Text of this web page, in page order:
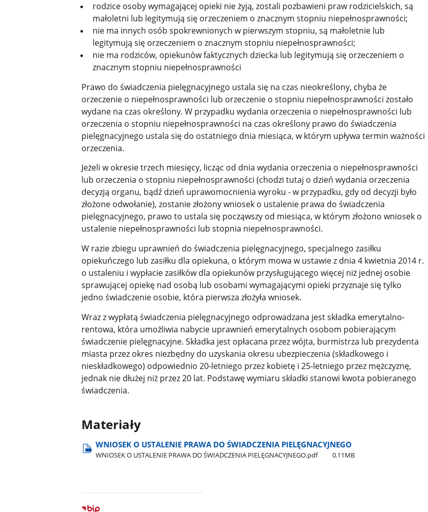
rodzice osoby wymagającej opieki nie żyją, zostali pozbawieni praw rodzicielskich, są
małoletni lub legitymują się orzeczeniem o znacznym stopniu niepełnosprawności;
nie ma innych osób spokrewnionych w pierwszym stopniu, są małoletnie lub
legitymują się orzeczeniem o znacznym stopniu niepełnosprawności;
nie ma rodziców, opiekunów faktycznych dziecka lub legitymują się orzeczeniem o
znacznym stopniu niepełnosprawności
Prawo do świadczenia pielęgnacyjnego ustala się na czas nieokreślony, chyba że
orzeczenie o niepełnosprawności lub orzeczenie o stopniu niepełnosprawności zostało
wydane na czas określony. W przypadku wydania orzeczenia o niepełnosprawności lub
orzeczenia o stopniu niepełnosprawności na czas określony prawo do świadczenia
pielęgnacyjnego ustala się do ostatniego dnia miesiąca, w którym upływa termin ważności
orzeczenia.
Jeżeli w okresie trzech miesięcy, licząc od dnia wydania orzeczenia o niepełnosprawności
lub orzeczenia o stopniu niepełnosprawności (chodzi tutaj o dzień wydania orzeczenia
decyzją organu, bądź dzień uprawomocnienia wyroku - w przypadku, gdy od decyzji było
złożone odwołanie), zostanie złożony wniosek o ustalenie prawa do świadczenia
pielęgnacyjnego, prawo to ustala się począwszy od miesiąca, w którym złożono wniosek o
ustalenie niepełnosprawności lub stopnia niepełnosprawności.
W razie zbiegu uprawnień do świadczenia pielęgnacyjnego, specjalnego zasiłku
opiekuńczego lub zasiłku dla opiekuna, o którym mowa w ustawie z dnia 4 kwietnia 2014 r.
o ustaleniu i wypłacie zasiłków dla opiekunów przysługującego więcej niż jednej osobie
sprawującej opiekę nad osobą lub osobami wymagającymi opieki przyznaje się tylko
jedno świadczenie osobie, która pierwsza złożyła wniosek.
Wraz z wypłatą świadczenia pielęgnacyjnego odprowadzana jest składka emerytalno-
rentowa, która umożliwia nabycie uprawnień emerytalnych osobom pobierającym
świadczenie pielęgnacyjne. Składka jest opłacana przez wójta, burmistrza lub prezydenta
miasta przez okres niezbędny do uzyskania okresu ubezpieczenia (składkowego i
nieskładkowego) odpowiednio 20-letniego przez kobietę i 25-letniego przez mężczyznę,
jednak nie dłużej niż przez 20 lat. Podstawę wymiaru składki stanowi kwota pobieranego
świadczenia.
Materiały
WNIOSEK O USTALENIE PRAWA DO ŚWIADCZENIA PIELĘGNACYJNEGO
WNIOSEK O USTALENIE PRAWA DO ŚWIADCZENIA PIELĘGNACYJNEGO.pdf 0.11MB